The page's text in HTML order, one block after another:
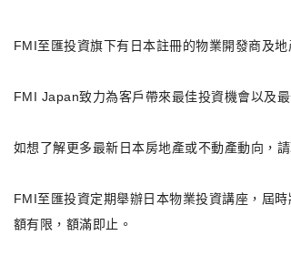
FMI至匯投資旗下有日本註冊的物業開發商及
FMI Japan致力為客戶帶來最佳投資機會以及
如想了解更多最新日本房地產或不動產動向，
FMI至匯投資定期舉辦日本物業投資講座，屆
額有限，額滿即止。